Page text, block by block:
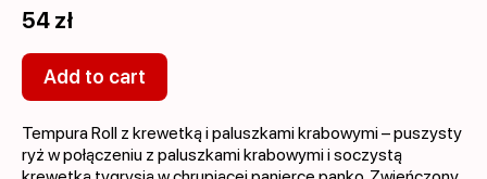
54 zł
Add to cart
Tempura Roll z krewetką i paluszkami krabowymi – puszysty
ryż w połączeniu z paluszkami krabowymi i soczystą